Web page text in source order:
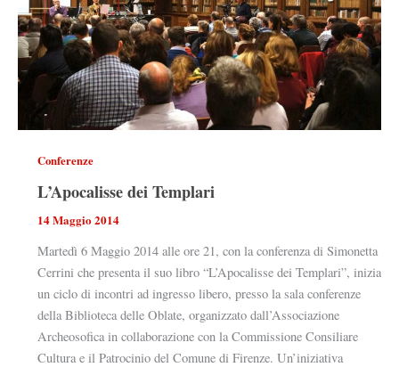
Conferenze
L’Apocalisse dei Templari
14 Maggio 2014
Martedì 6 Maggio 2014 alle ore 21, con la conferenza di Simonetta
Cerrini che presenta il suo libro “L’Apocalisse dei Templari”, inizia
un ciclo di incontri ad ingresso libero, presso la sala conferenze
della Biblioteca delle Oblate, organizzato dall’Associazione
Archeosofica in collaborazione con la Commissione Consiliare
Cultura e il Patrocinio del Comune di Firenze. Un’iniziativa